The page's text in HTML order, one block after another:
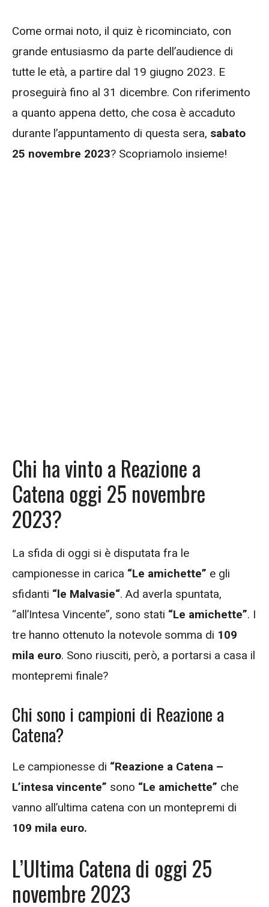
Come ormai noto, il quiz è ricominciato, con
grande entusiasmo da parte dell’audience di
tutte le età, a partire dal 19 giugno 2023. E
proseguirà fino al 31 dicembre. Con riferimento
a quanto appena detto, che cosa è accaduto
durante l’appuntamento di questa sera, sabato
25 novembre 2023? Scopriamolo insieme!
Chi ha vinto a Reazione a
Catena oggi 25 novembre
2023?
La sfida di oggi si è disputata fra le
campionesse in carica “Le amichette” e gli
sfidanti “le Malvasie“. Ad averla spuntata,
“all’Intesa Vincente”, sono stati “Le amichette”. I
tre hanno ottenuto la notevole somma di 109
mila euro. Sono riusciti, però, a portarsi a casa il
montepremi finale?
Chi sono i campioni di Reazione a
Catena?
Le campionesse di “Reazione a Catena –
L’intesa vincente” sono “Le amichette” che
vanno all’ultima catena con un montepremi di
109 mila euro.
L’Ultima Catena di oggi 25
novembre 2023